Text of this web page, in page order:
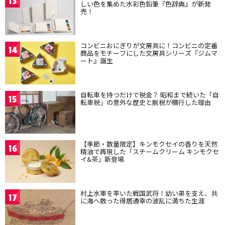
しい色を集めた水彩色鉛筆『色辞典』が新発
売！
14 コンビニおにぎりが文房具に！コンビニの定番
商品をモチーフにした文房具シリーズ『ジムマ
ート』誕生
15 自転車を持つだけで税金？ 昭和まで続いた「自
転車税」の意外な歴史と脱税が横行した理由
16 【季節・数量限定】キンモクセイの香りを天然
精油で再現した「スチームクリーム キンモクセ
イ&茶」新登場
17 村上水軍を率いた戦国武将！幼い弟を支え、共
に海へ散った得居通幸の波乱に満ちた生涯